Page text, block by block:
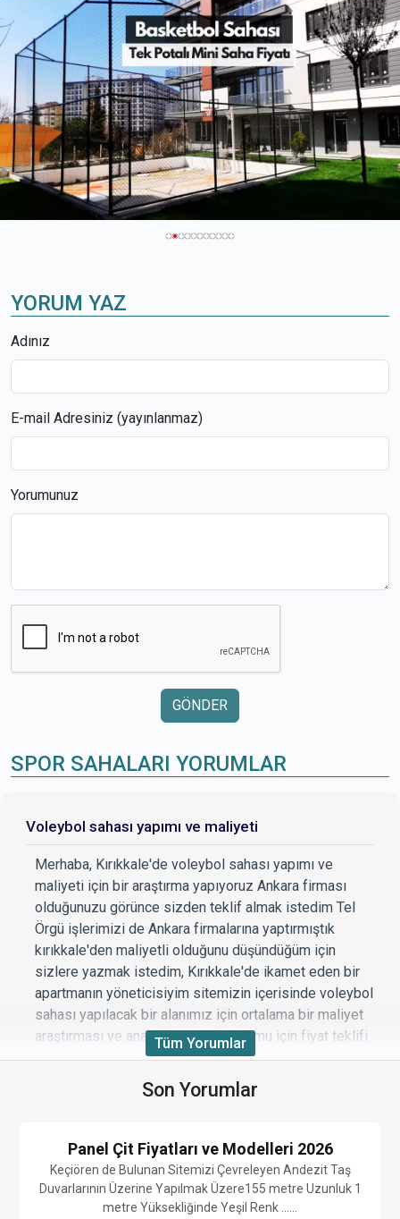
YORUM YAZ
Adınız
E-mail Adresiniz (yayınlanmaz)
Yorumunuz
GÖNDER
SPOR SAHALARI YORUMLAR
Tüm Yorumlar
Voleybol sahası yapımı ve maliyeti
Merhaba, Kırıkkale'de voleybol sahası yapımı ve
maliyeti için bir araştırma yapıyoruz Ankara firması
olduğunuzu görünce sizden teklif almak istedim Tel
Örgü işlerimizi de Ankara firmalarına yaptırmıştık
kırıkkale'den maliyetli olduğunu düşündüğüm için
sizlere yazmak istedim, Kırıkkale'de ikamet eden bir
apartmanın yöneticisiyim sitemizin içerisinde voleybol
sahası yapılacak bir alanımız için ortalama bir maliyet
araştırması ve anahtar teslim kurulumu için fiyat teklifi
almak istiyorum yardımcı olabilir misiniz?
Beğenmedim 0 |
Halı Saha TELİ FİYAT
Son Yorumlar
Panel Çit Fiyatları ve Modelleri 2026
Keçiören de Bulunan Sitemizi Çevreleyen Andezit Taş
Duvarlarının Üzerine Yapılmak Üzere155 metre Uzunluk 1
metre Yüksekliğinde Yeşil Renk ......